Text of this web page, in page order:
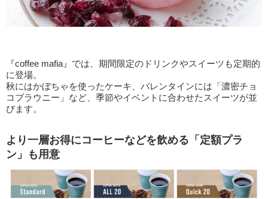
『coffee mafia』では、期間限定のドリンクやスイーツも定期的
に登場。
秋にはかぼちゃを使ったケーキ、バレンタインには「濃密チョ
コブラウニー」など、季節やイベントに合わせたスイーツが並
びます。
より一層お得にコーヒーなどを飲める「定額プラ
ン」も用意